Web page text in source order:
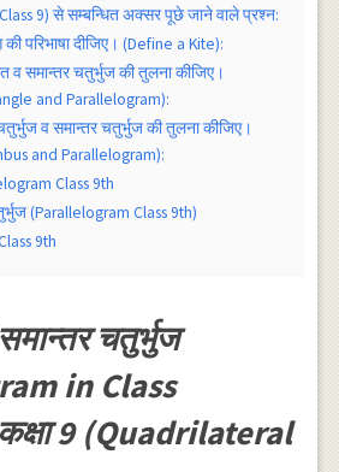
9) से सम्बन्धित अक्सर पूछे जाने वाले प्रश्न:
परिभाषा दीजिए। (Define a Kite):
व समान्तर चतुर्भुज की तुलना कीजिए।
and Parallelogram):
व समान्तर चतुर्भुज की तुलना कीजिए।
and Parallelogram):
Class 9th
(Parallelogram Class 9th)
9th
चतुर्भुज
in Class
9 (Quadrilateral